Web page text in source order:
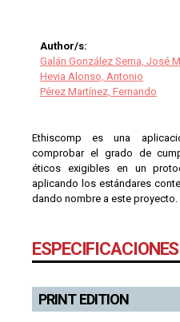
Author/s:
Galán González Serna, José
Hevia Alonso, Antonio
Pérez Martínez, Fernando
Ethiscomp es una
comprobar el grado de
éticos exigibles en un
aplicando los estándares
dando nombre a este proyecto.
PRINT EDITION